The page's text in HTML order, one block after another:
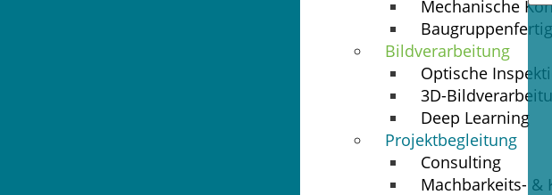
Mechanische
Bildverarbeitung
Optische
3D-
Deep Learning
Projektbegleitung
Consulting
Mach­bar­keits- &